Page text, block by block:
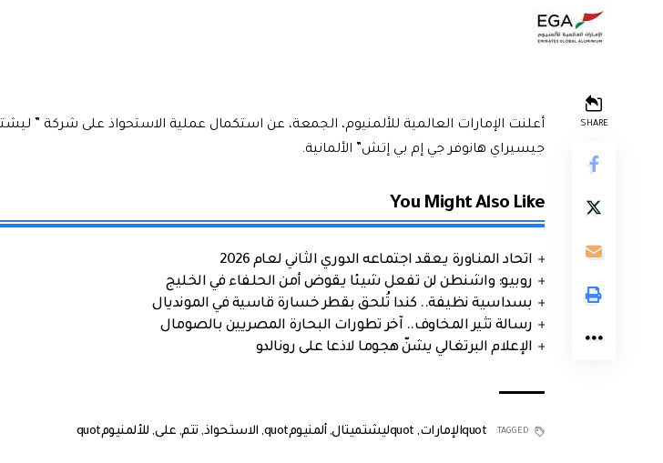
SHARE
أعلنت الإمارات العالمية للألمنيوم، الجمعة، عن استكمال عملية الاستحواذ على شركة ”
جيسيراي هانوفر جي إم بي إتش” الألمانية.
You Might Also Like
اتحاد المناورة يعقد اجتماعه الدوري الثاني لعام 2026
روبيو: واشنطن لن تفعل شيئا يقوض أمن الحلفاء في الخليج
بسداسية نظيفة.. كندا تُلحق بقطر خسارة قاسية في المونديال
رسالة تثير المخاوف.. آخر تطورات البحارة المصريين بالصومال
الإعلام البرتغالي يشنّ هجوما لاذعا على رونالدو
TAGGED: quotالإمارات , quotليشتميتال , ألمنيومquot , الاستحواذ, تتم, على, للألمنيومquot